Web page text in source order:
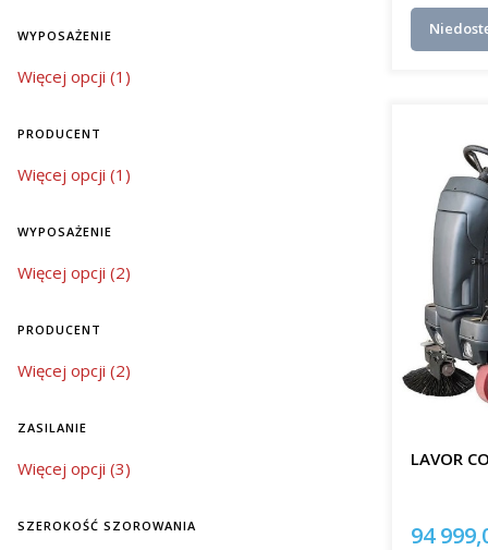
WYPOSAŻENIE
wyposażenie
Więcej opcji (1)
PRODUCENT
Producent
Więcej opcji (1)
WYPOSAŻENIE
wyposażenie
Więcej opcji (2)
PRODUCENT
Producent
Więcej opcji (2)
ZASILANIE
zasilanie
Więcej opcji (3)
SZEROKOŚĆ SZOROWANIA
jak
środków
bardziej
Jeśli
znacząco
LAVOR
Cena
94